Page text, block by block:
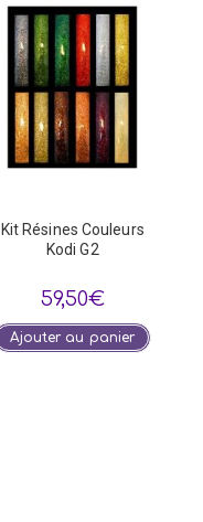
Kit Résines Couleurs
Kodi G2
59,50€
Ajouter au panier